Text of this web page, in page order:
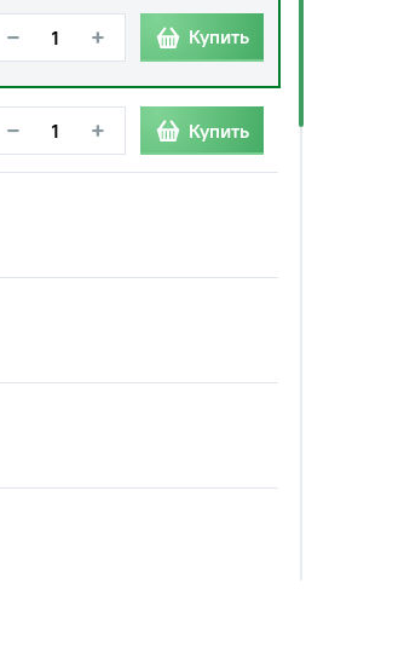
− + Купить
− + Купить